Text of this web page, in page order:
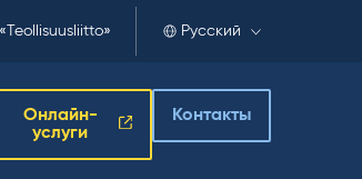
Русский
Онлайн-
услуги
Контакты